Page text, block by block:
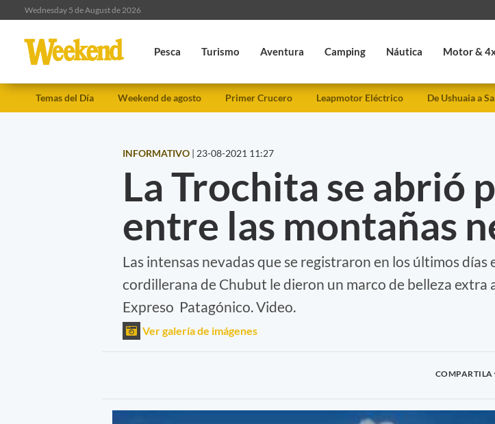
Wednesday 5 de August de 2026
Pesca Turismo Aventura Camping Náutica Motor &
Temas del Día Weekend de agosto Primer Crucero Leapmotor Eléctrico De Ushuaia a
INFORMATIVO | 23-08-2021 11:27
La Trochita se abrió
entre las montañas
Las intensas nevadas que se registraron en los últimos días
cordillerana de Chubut le dieron un marco de belleza extra
Expreso Patagónico. Video.
Ver galería de imágenes
COMPARTILA